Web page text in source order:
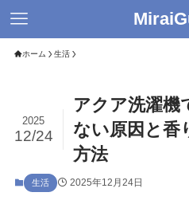
ホーム 生活
アクア洗濯機
ない原因と香
方法
2025
12/24
生活 2025年12月24日